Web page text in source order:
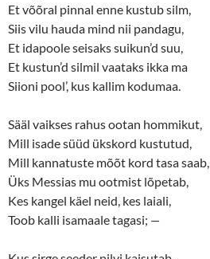
Et võõral pinnal enne kustub silm,
Siis vilu hauda mind nii pandagu,
Et idapoole seisaks suikun’d suu,
Et kustun’d silmil vaataks ikka ma
Siioni pool’, kus kallim kodumaa.
Sääl vaikses rahus ootan hommikut,
Mill isade süüd ükskord kustutud,
Mill kannatuste mõõt kord tasa saab,
Üks Messias mu ootmist lõpetab,
Kes kangel käel neid, kes laiali,
Toob kalli isamaale tagasi; —